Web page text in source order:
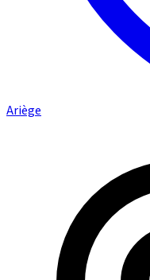
Ariège